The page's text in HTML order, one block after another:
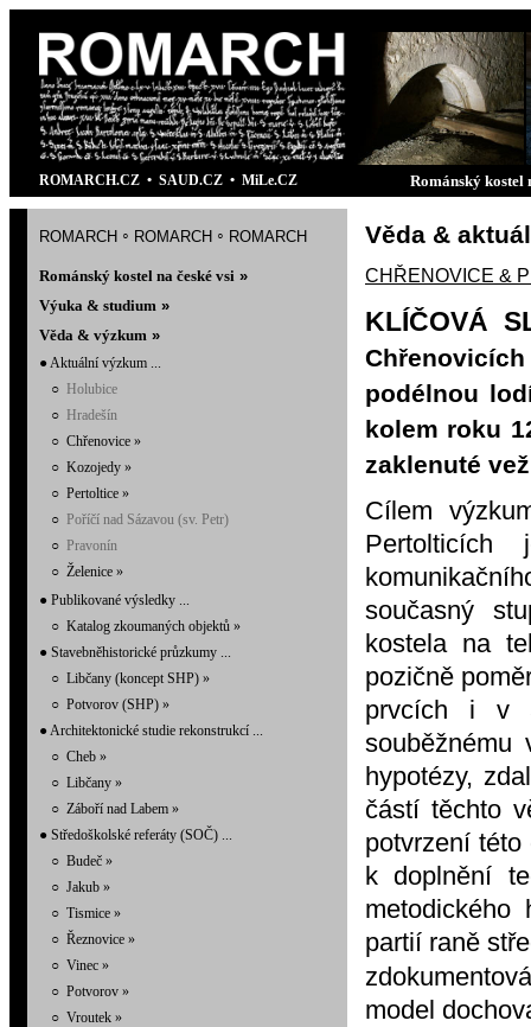
ROMARCH.CZ • SAUD.CZ • MiLe.CZ Románský kostel
romarch ◦ romarch ◦ romarch
Románský kostel na české vsi »
Výuka & studium »
Věda & výzkum »
● Aktuální výzkum ...
○ Holubice
○ Hradešín
○ Chřenovice »
○ Kozojedy »
○ Pertoltice »
○ Poříčí nad Sázavou (sv. Petr)
○ Pravonín
○ Želenice »
● Publikované výsledky ...
○ Katalog zkoumaných objektů »
● Stavebněhistorické průzkumy ...
○ Libčany (koncept SHP) »
○ Potvorov (SHP) »
● Architektonické studie rekonstrukcí ...
○ Cheb »
○ Libčany »
○ Záboří nad Labem »
● Středoškolské referáty (SOČ) ...
○ Budeč »
○ Jakub »
○ Tismice »
○ Řeznovice »
○ Vinec »
○ Potvorov »
○ Vroutek »
Věda &
CHŘENOVICE &
KLÍČOVÁ
podélnou
kolem roku
zaklenuté
Cílem
Pertolticích
současný
kostela na
pozičně
prvcích i v
souběžnému
hypotézy,
částí těchto
potvrzení
k doplnění
metodického
partií raně
model